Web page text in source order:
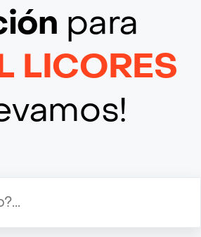
para
LICORES